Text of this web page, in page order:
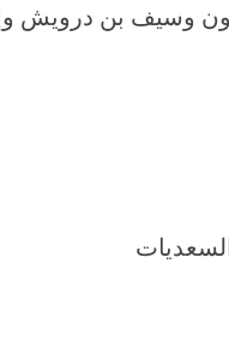
وسيف بن درويش